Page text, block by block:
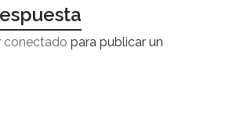
conectado para publicar un